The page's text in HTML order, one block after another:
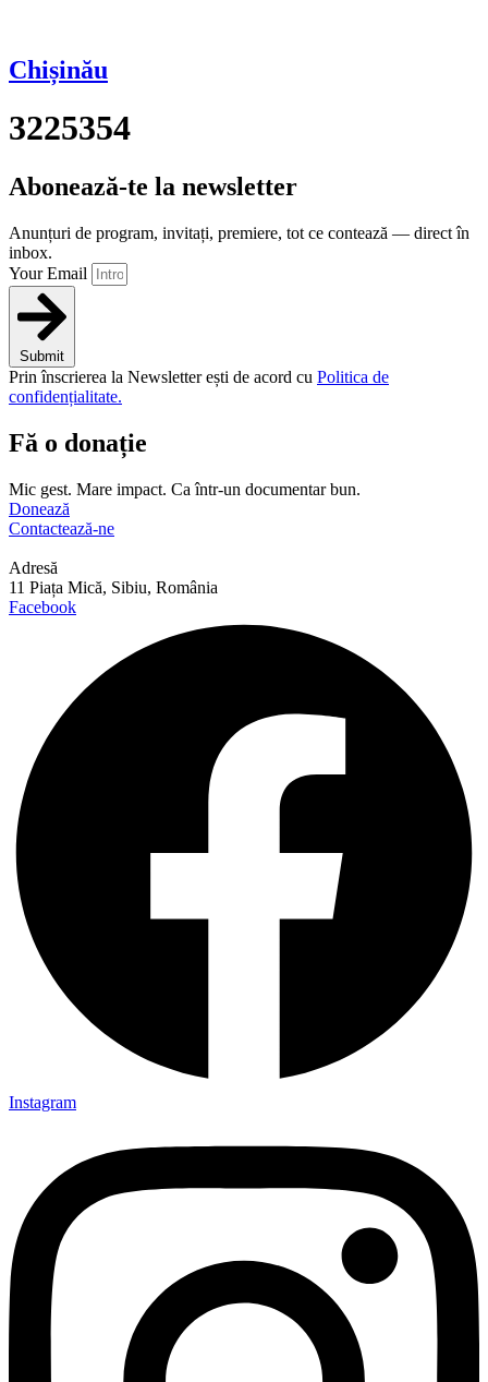
Chișinău
3225354
Abonează-te la newsletter
Anunțuri de program, invitați, premiere, tot ce contează — direct în
inbox.
Your Email
Submit
Prin înscrierea la Newsletter ești de acord cu Politica de
confidențialitate.
Fă o donație
Mic gest. Mare impact. Ca într-un documentar bun.
Donează
Contactează-ne
Adresă
11 Piața Mică, Sibiu, România
Facebook
Instagram